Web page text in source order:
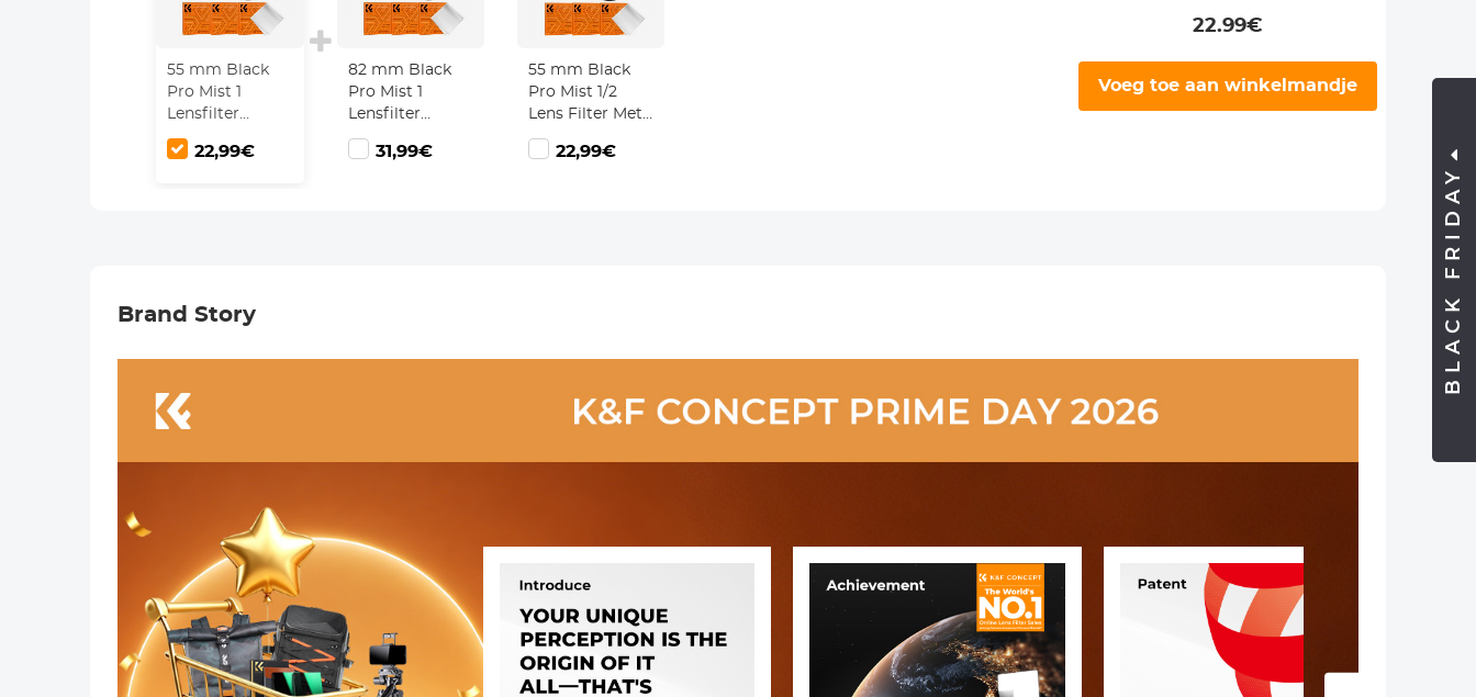
55 mm Black
Pro Mist 1
Lensfilter
Mistbioscoopeffectfilter
met 322,99€
82 mm Black
Pro Mist 1
Lensfilter
Mistbioscoopeffectfilter
met 331,99€
55 mm Black
Pro Mist 1/2
Lens Filter Met
3 Stuks
Reinigingsdoekje
22,99€
22.99€
Voeg toe aan winkelmandje
Brand Story BLACK FRIDAY